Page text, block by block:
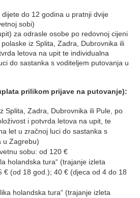
do 12 godina u pratnji dvije
sobi)
za odrasle osobe po redovnoj cijeni
iz Splita, Zadra, Dubrovnika ili
letova na upit te individualna
do sastanka s voditeljem putovanja u
prilikom prijave na putovanje):
Splita, Zadra, Dubrovnika ili Pule, po
i potvrda letova na upit, te
let u zračnoj luci do sastanka s
u Zagrebu)
sobu: od 120 €
holandska tura“ (trajanje izleta
€ (od 18 god.); 40 € (djeca od 4 do 18
holandska tura“ (trajanje izleta